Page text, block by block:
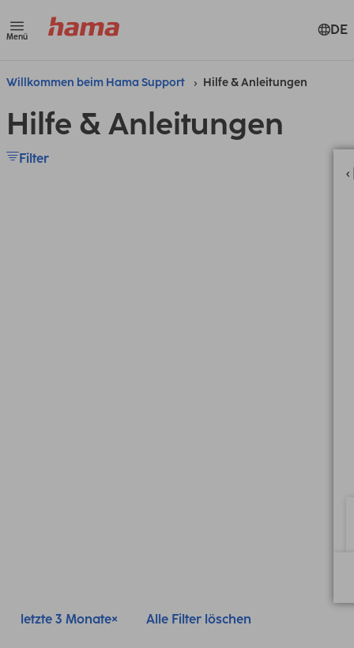
Menü DE
Willkommen beim Hama Support Hilfe & Anleitungen
Hilfe & Anleitungen
Filter
letzte 3 Monate Alle Filter löschen